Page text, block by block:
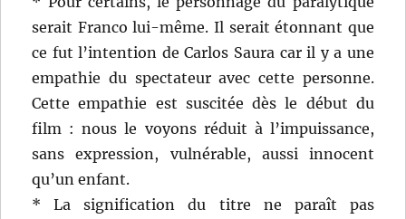
serait Franco lui-même. Il serait étonnant que
ce fut l’intention de Carlos Saura car il y a une
empathie du spectateur avec cette personne.
Cette empathie est suscitée dès le début du
film : nous le voyons réduit à l’impuissance,
sans expression, vulnérable, aussi innocent
qu’un enfant.
* La signification du titre ne paraît pas